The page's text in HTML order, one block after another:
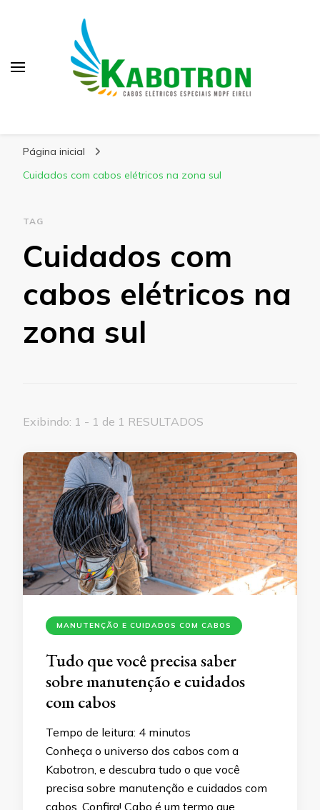
Página inicial
Cuidados com cabos elétricos na zona sul
TAG
Cuidados com
cabos elétricos na
zona sul
Exibindo: 1 - 1 de 1 RESULTADOS
MANUTENÇÃO E CUIDADOS COM CABOS
Tudo que você precisa saber
sobre manutenção e cuidados
com cabos
Tempo de leitura: 4 minutos
Conheça o universo dos cabos com a
Kabotron, e descubra tudo o que você
precisa sobre manutenção e cuidados com
cabos. Confira! Cabo é um termo que